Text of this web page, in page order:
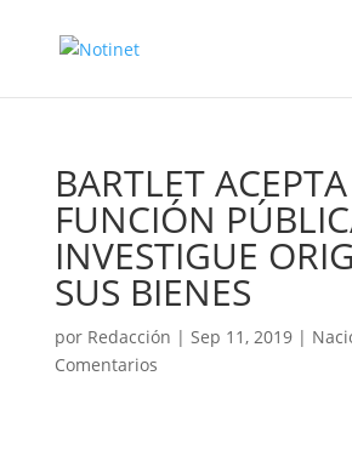
BARTLET
FUNCIÓN
INVESTIGUE
SUS BIENES
por Redacción | Sep 11, 2019|
Comentarios